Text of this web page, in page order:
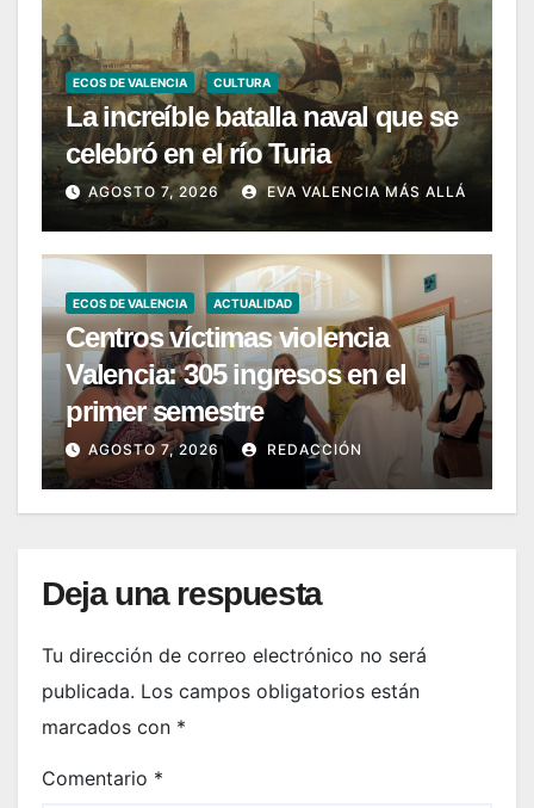
ECOS DE VALENCIA CULTURA
La increíble batalla naval que se
celebró en el río Turia
AGOSTO 7, 2026 EVA VALENCIA MÁS ALLÁ
ECOS DE VALENCIA ACTUALIDAD
Centros víctimas violencia
Valencia: 305 ingresos en el
primer semestre
AGOSTO 7, 2026 REDACCIÓN
Deja una respuesta
Tu dirección de correo electrónico no será
publicada. Los campos obligatorios están
marcados con *
Comentario *